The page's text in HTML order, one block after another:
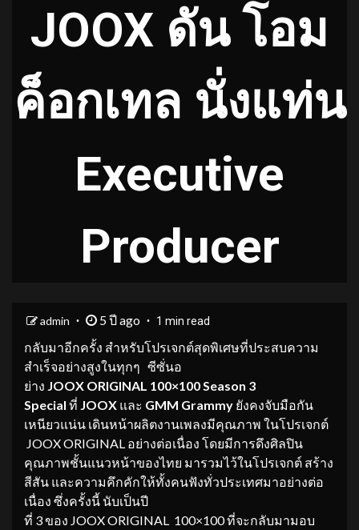
JOOX ดัน โอม
ค็อกเทล นั่งแท่น
Executive
Producer
admin 5 ปี ago 1 min read
กลับมาอีกครั้ง สำหรับโปรเจกต์สุดพิเศษที่ประสบความ
สำเร็จอย่างสูงในทุกๆ ซีซั่นอ
ย่าง JOOX ORIGINAL 100×100 Season 3
Special ที่ JOOX และ GMM Grammy ยังคงจับมือกัน
เหนียวแน่น เดินหน้าผลิตงานเพลงมีคุณภาพ ในโปรเจกต์
JOOX ORIGINAL อย่างต่อเนื่อง โดยมีการดึงศิลปิน
คุณภาพชั้นแนวหน้าของไทย มารวมไว้ในโปรเจกต์ สร้าง
สีสัน และความคึกคักให้ทั้งคนฟังทั่วประเทศมาอย่างต่อ
เนื่อง ซึ่งครั้งนี้ นับเป็นปี
ที่ 3 ของ JOOX ORIGINAL 100×100 ที่จะกลับมามอบ